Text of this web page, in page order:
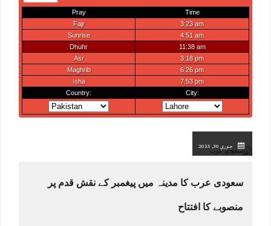
جنوري 30, 2025
سعودی عرب کا مدینہ میں پیغمبر کے نقش قدم پر
منصوبے کا افتتاح